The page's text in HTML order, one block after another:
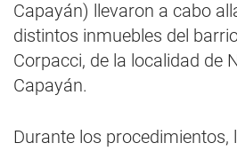
Capayán) llevaron a cabo
distintos inmuebles del
Corpacci, de la localidad de
Capayán.
Durante los procedimientos,